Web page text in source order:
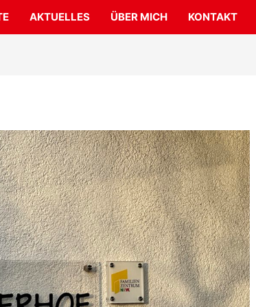
AKTUELLES ÜBER MICH KONTAKT